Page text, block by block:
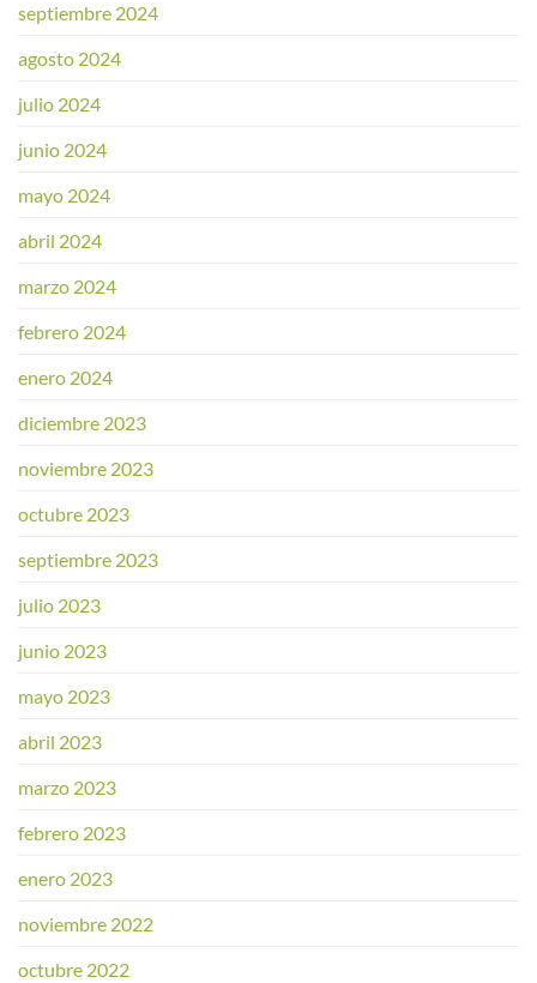
septiembre 2024
agosto 2024
julio 2024
junio 2024
mayo 2024
abril 2024
marzo 2024
febrero 2024
enero 2024
diciembre 2023
noviembre 2023
octubre 2023
septiembre 2023
julio 2023
junio 2023
mayo 2023
abril 2023
marzo 2023
febrero 2023
enero 2023
noviembre 2022
octubre 2022